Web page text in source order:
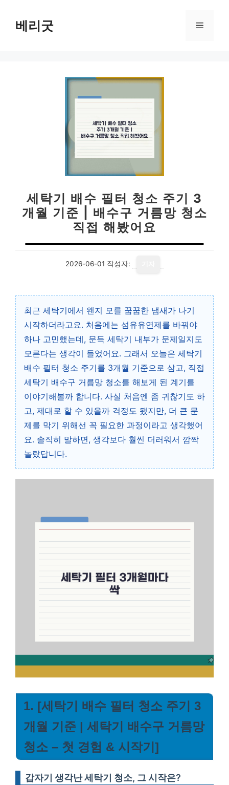
베리굿 메
세탁기 배수 필터 청소 주기 3
개월 기준 | 배수구 거름망 청소
직접 해봤어요
2026-06-01 작성자:
최근 세탁기에서 왠지 모를 꿉꿉한 냄새가 나기
시작하더라고요. 처음에는 섬유유연제를 바꿔야
하나 고민했는데, 문득 세탁기 내부가 문제일지도
모른다는 생각이 들었어요. 그래서 오늘은 세탁기
배수 필터 청소 주기를 3개월 기준으로 삼고, 직접
세탁기 배수구 거름망 청소를 해보게 된 계기를
이야기해볼까 합니다. 사실 처음엔 좀 귀찮기도 하
고, 제대로 할 수 있을까 걱정도 됐지만, 더 큰 문
제를 막기 위해선 꼭 필요한 과정이라고 생각했어
요. 솔직히 말하면, 생각보다 훨씬 더러워서 깜짝
놀랐답니다.
1. [세탁기 배수 필터 청소 주기 3
개월 기준 | 세탁기 배수구 거름망
청소 – 첫 경험 & 시작기]
갑자기 생각난 세탁기 청소, 그 시작은?